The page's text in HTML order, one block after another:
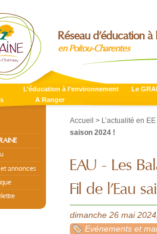
Réseau d’éducation à
en Poitou-Charentes
L’éducation à l’environnement Le
A Ranger
Accueil > L’actualité en EE
saison 2024 !
EAU - Les
Fil de l’Eau
dimanche 26 mai 2024
Evénements et
annonces